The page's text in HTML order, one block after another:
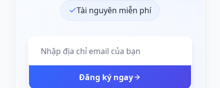
Tài nguyên miễn phí
Đăng ký ngay